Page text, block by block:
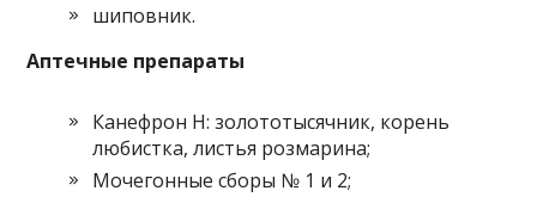
шиповник.
Аптечные препараты
Канефрон Н: золототысячник, корень
любистка, листья розмарина;
Мочегонные сборы № 1 и 2;